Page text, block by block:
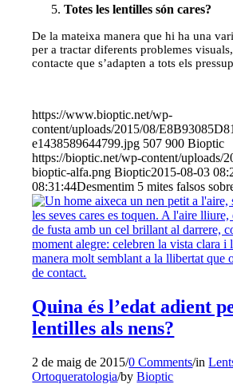
Totes les lentilles són cares?
De la mateixa manera que hi ha una
per a tractar diferents problemes
contacte que s’adapten a tots els
https://www.bioptic.net/wp-
content/uploads/2015/08/
e1438589644799.jpg 507 900 Bioptic
https://bioptic.net/wp-content/uploads/
bioptic-alfa.png Bioptic2015-08-03
08:31:44Desmentim 5 mites falsos
Quina és l’edat adient
lentilles als nens?
2 de maig de 2015/0 Comments/in
Ortoqueratologia/byBioptic